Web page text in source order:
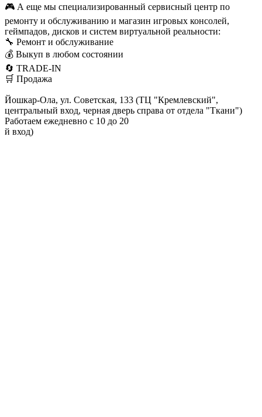
🎮 А еще мы специализированный сервисный центр по
ремонту и обслуживанию и магазин игровых консолей,
геймпадов, дисков и систем виртуальной реальности:
🔧 Ремонт и обслуживание
💰 Выкуп в любом состоянии
🔄 TRADE-IN
🛒 Продажа
Йошкар-Ола, ул. Советская, 133 (ТЦ "Кремлевский",
центральный вход, черная дверь справа от отдела "Ткани")
Работаем ежедневно с 10 до 20
й вход)